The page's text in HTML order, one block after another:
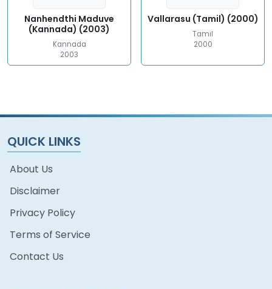
Nanhendthi Maduve
(Kannada) (2003)
Kannada
2003
Vallarasu (Tamil) (2000)
Tamil
2000
QUICK LINKS
About Us
Disclaimer
Privacy Policy
Terms of Service
Contact Us